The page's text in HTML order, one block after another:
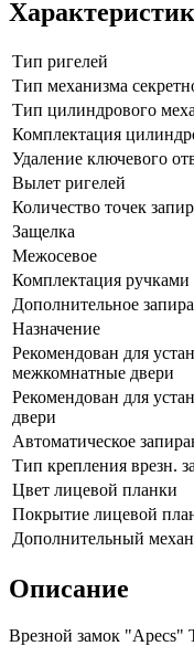
Тип ригелей
Тип механизма
Тип цилиндрового
Комплектация
Удаление ключевого
Вылет ригелей
Количество точек
Защелка
Межосевое
Комплектация ручками
Дополнительное
Назначение
Рекомендован для
межкомнатные двери
Рекомендован для
двери
Автоматическое
Тип крепления врезн.
Цвет лицевой планки
Покрытие лицевой
Дополнительный
Описание
Врезной замок "Apecs"